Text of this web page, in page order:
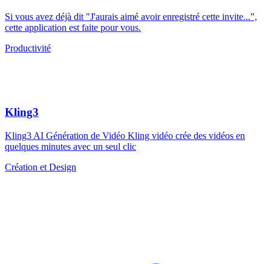
Si vous avez déjà dit "J'aurais aimé avoir enregistré cette invite...",
cette application est faite pour vous.
Productivité
Kling3
Kling3 AI Génération de Vidéo Kling vidéo crée des vidéos en
quelques minutes avec un seul clic
Création et Design